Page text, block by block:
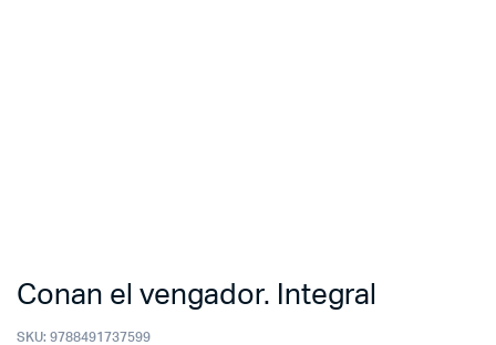
Conan el vengador. Integral
SKU: 9788491737599